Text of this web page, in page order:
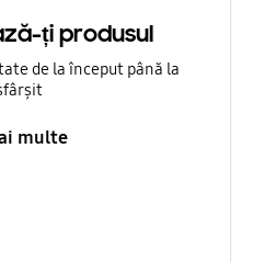
ți produsul
de la început până la
multe